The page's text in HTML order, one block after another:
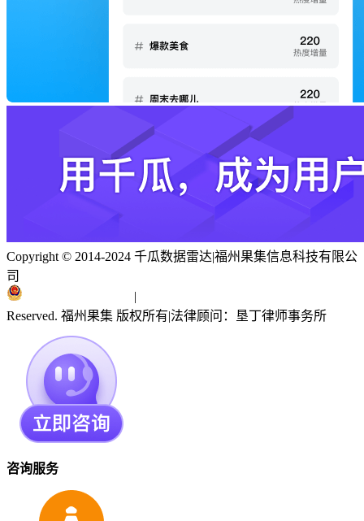
Copyright © 2014-2024 千瓜数据雷达|福州果集信息科技有限公
司
|
Reserved. 福州果集 版权所有|法律顾问：垦丁律师事务所
咨询服务